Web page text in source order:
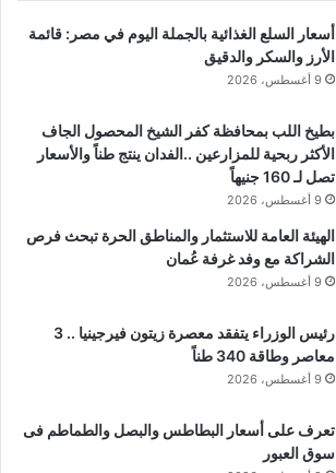
أسعار السلع الغذائية بالجملة اليوم في مصر: قائمة
الأرز والسكر والدقيق
9 أغسطس، 2026
بطيخ اللب بمحافظة كفر الشيخ المحصول الجاف
الأكثر ربحية للمزارعين ..الفدان ينتج طناً والأسعار
تصل لـ 160 جنيهاً
9 أغسطس، 2026
الهيئة العامة للاستثمار والمناطق الحرة تبحث فرص
الشراكة مع وفد غرفة عُمان
9 أغسطس، 2026
رئيس الوزراء يتفقد معصرة زيتون فيرجينيا .. 3
معاصر وطاقة 340 طناً
9 أغسطس، 2026
تعرف على أسعار البطاطس والبصل والطماطم فى
سوق العبور